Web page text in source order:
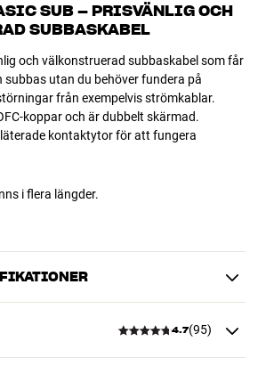
SUB – PRISVÄNLIG OCH
SUBBASKABEL
och välkonstruerad subbaskabel som får
subbas utan du behöver fundera på
från exempelvis strömkablar.
koppar och är dubbelt skärmad.
kontaktytor för att fungera
i flera längder.
RCA
4.7(95)